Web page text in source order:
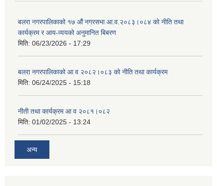
बलरा नगरपालिकाको १७ औं नगरसभा आ.व.२०८३।०८४ को नीति तथा
कार्यक्रम र आय-व्ययको अनुमानित बिबरण
मिति: 06/23/2026 - 17:29
बलरा नगरपालिकाको आ व २०८२।०८३ को नीति तथा कार्यक्रम
मिति: 06/24/2025 - 15:18
नीती तथा कार्यक्रम आ व २०८१।०८२
मिति: 01/02/2025 - 13:24
अन्य